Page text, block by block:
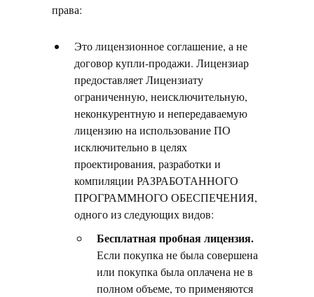
права:
Это лицензионное соглашение, а не
договор купли-продажи. Лицензиар
предоставляет Лицензиату
ограниченную, неисключительную,
неконкурентную и непередаваемую
лицензию на использование ПО
исключительно в целях
проектирования, разработки и
компиляции РАЗРАБОТАННОГО
ПРОГРАММНОГО ОБЕСПЕЧЕНИЯ,
одного из следующих видов:
Бесплатная пробная лицензия.
Если покупка не была совершена
или покупка была оплачена не в
полном объеме, то применяются